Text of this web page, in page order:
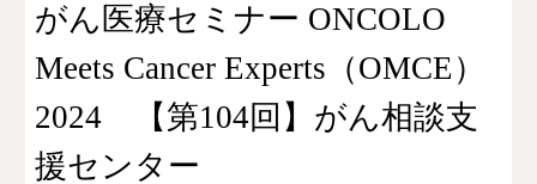
がん医療セミナー ONCOLO
Meets Cancer Experts（OMCE）
2024 【第104回】がん相談支
援センター